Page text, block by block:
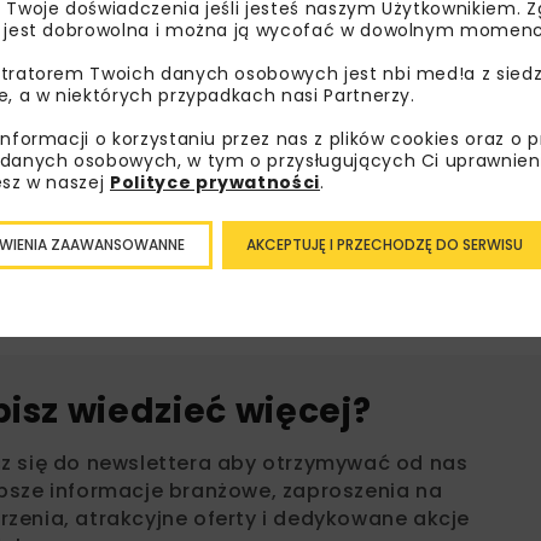
została w 2011 roku. Była to pierwsza trasa
dobudowie drugiej nitki.
DROGI GDDKIA LUBLIN
OBWODNICA KOCKA I WOLI SKROMOWSKIEJ
wiedzieć więcej?
się do newslettera aby otrzymywać od nas
informacje branżowe, zaproszenia na
atrakcyjne oferty i dedykowane akcje
doświadczenia jeśli jesteś naszym Użytkownikiem.
dobrowolna i można ją wycofać w dowolnym
Twoich danych osobowych jest nbi med!a z
a w niektórych przypadkach nasi Partnerzy.
o korzystaniu przez nas z plików cookies oraz o
osobowych, w tym o przysługujących Ci
w naszej Polityce prywatności.
AKCEPTUJĘ I PRZECHODZĘ DO SERWISU
ZAAWANSOWANNE